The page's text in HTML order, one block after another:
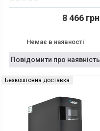
8 466 грн
Немає в наявності
Повідомити про наявність
Безкоштовна доставка